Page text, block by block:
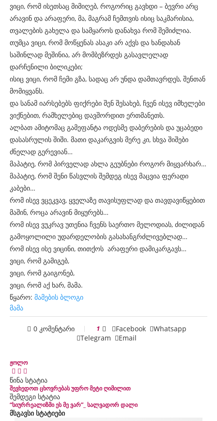
ვიცი, რომ ისეთსაც მიმიღებ, როგორიც გავხდი – ბევრი არც
არავინ და არაფერი, მა, მაგრამ ჩემთვის ისიც საკმარისია,
თვალების გახელა და სამყაროს დანახვა რომ შემიძლია.
თუმცა ვიცი, რომ მოწყენას ასაკი არ აქვს და ხანდახან
საშინლად მეშინია, არ მომბეზრდეს გასავლელად
დარჩენილი ბილიკები;
ისიც ვიცი, რომ ჩემი გზა, სადაც არ უნდა დამთავრდეს, შენთან
მომიყვანს.
და სანამ იარსებებს ფიქრები შენ შესახებ, ჩვენ ისევ იმხელები
ვიქნებით, რამხელებიც დავშორდით ერთმანეთს.
ალბათ ამიტომაც გამეფანტა ოდესმე დაბერების და უცაბედი
დასასრულის შიში. მათი დაკარგვის მერე კი, სხვა შიშები
ძნელად გერევიან…
მაპატიე, რომ პირველად ახლა გეუბნები როგორ მიყვარხარ…
მაპატიე, რომ შენი წასვლის შემდეგ ისევ მაცვია ფერადი
კაბები…
რომ ისევ ვცეკვავ, ყველაზე თავისუფლად და თავდავიწყებით
მაშინ, როცა არავინ მიყურებს…
რომ ისევ ვუკრავ უთენია ჩვენს საერთო მელოდიას, ძილიდან
გამოყოლილი უდარდელობის გასახანგრძლივებლად…
რომ ისევ ისე ვიცინი, თითქოს არაფერი დამიკარგავს…
ვიცი, რომ გამიგებ,
ვიცი, რომ გაიგონებ,
ვიცი, რომ აქ ხარ, მამა.
წყარო: მამების ბლოგი
მამა
0 კომენტარი 1 Facebook
Whatsapp
Telegram
Email
ჟოლო
წინა სტატია
შევხედოთ ცხოვრებას უფრო მეტი ღიმილით
შემდეგი სტატია
“სიურრეალიზმი ეს მე ვარ”_ სალვადორ დალი
მსგავსი სტატიები